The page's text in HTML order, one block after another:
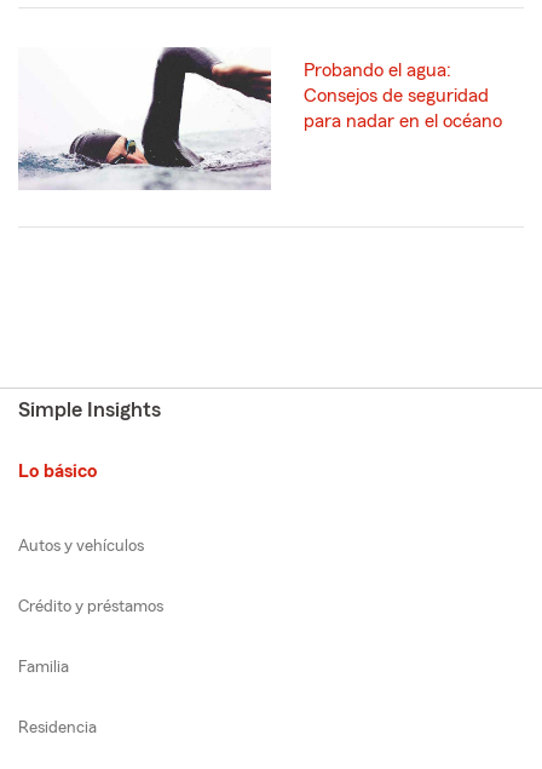
Probando el agua:
Consejos de seguridad
para nadar en el océano
Simple Insights
Lo básico
Autos y vehículos
Crédito y préstamos
Familia
Residencia